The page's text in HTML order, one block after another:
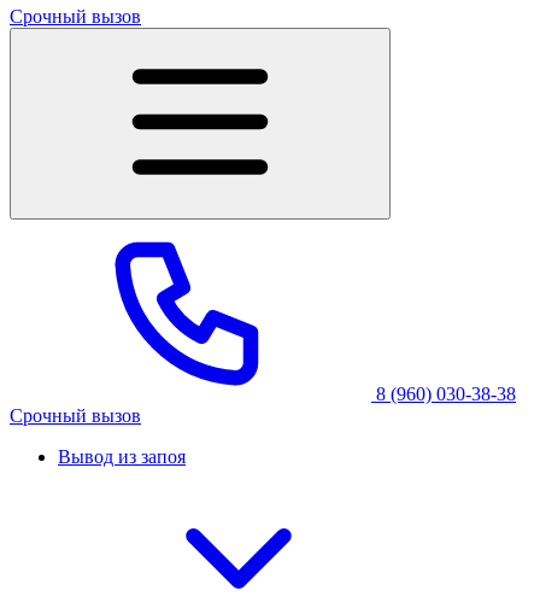
Срочный вызов
8 (960) 030-38-38
Срочный вызов
Вывод из запоя